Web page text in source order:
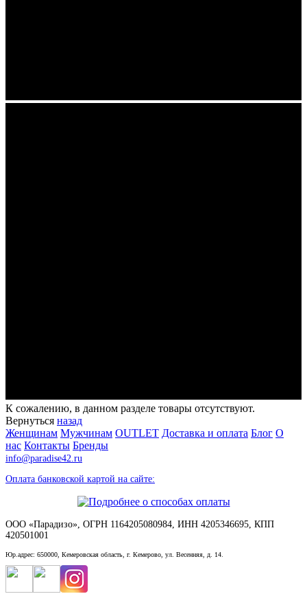
К сожалению, в данном разделе товары отсутствуют.
Вернуться назад
Женщинам Мужчинам OUTLET Доставка и оплата Блог О
нас Контакты Бренды
info@paradise42.ru
Оплата банковской картой на сайте:
ООО «Парадизо», ОГРН 1164205080984, ИНН 4205346695, КПП
420501001
Юр.адрес: 650000, Кемеровская область, г. Кемерово, ул. Весенняя, д. 14.